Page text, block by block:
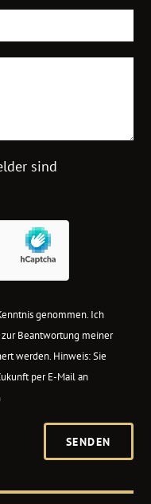
sind
genommen. Ich
Beantwortung meiner
werden. Hinweis: Sie
per E-Mail an
SENDEN